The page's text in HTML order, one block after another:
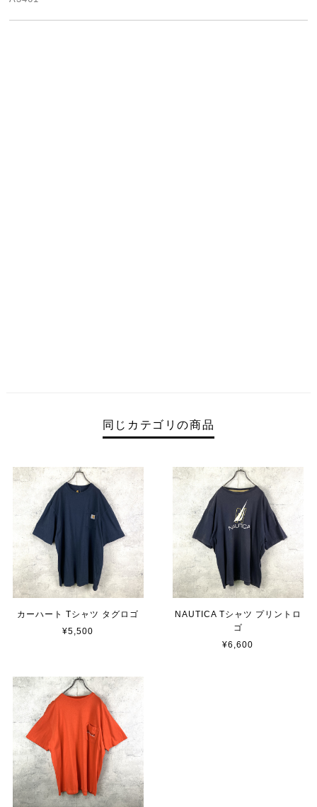
同じカテゴリの商品
カーハート Tシャツ タグロゴ
¥5,500
NAUTICA Tシャツ プリントロ
ゴ
¥6,600